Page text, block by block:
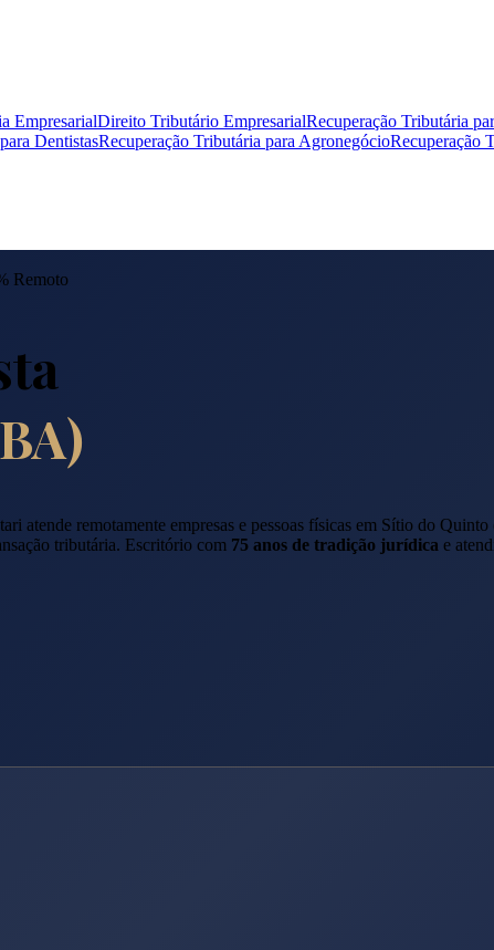
EmpresarialDireito Tributário EmpresarialRecuperação Tributária
DentistasRecuperação Tributária para AgronegócioRecuperação
Remoto
BA)
atende remotamente empresas e pessoas físicas em Sítio do Quinto
tributária. Escritório com 75 anos de tradição jurídica e